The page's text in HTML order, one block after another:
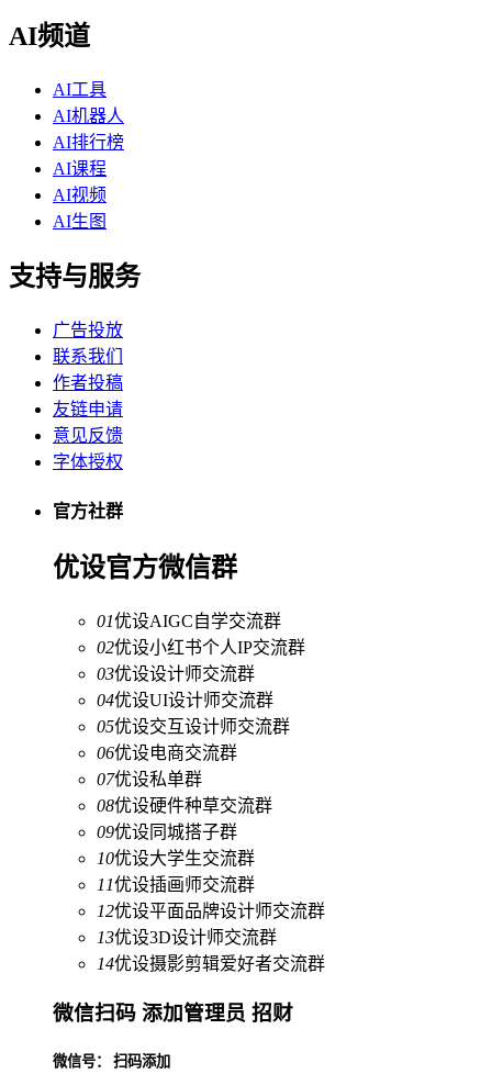
AI频道
AI工具
AI机器人
AI排行榜
AI课程
AI视频
AI生图
支持与服务
广告投放
联系我们
作者投稿
友链申请
意见反馈
字体授权
官方社群
优设官方微信群
01优设AIGC自学交流群
02优设小红书个人IP交流群
03优设设计师交流群
04优设UI设计师交流群
05优设交互设计师交流群
06优设电商交流群
07优设私单群
08优设硬件种草交流群
09优设同城搭子群
10优设大学生交流群
11优设插画师交流群
12优设平面品牌设计师交流群
13优设3D设计师交流群
14优设摄影剪辑爱好者交流群
微信扫码 添加管理员 招财
微信号： 扫码添加